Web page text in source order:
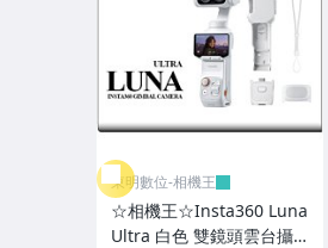
相機包-Think Tank
相機包-Peak Design
相機包-其它廠牌
相機背帶-BlackRapid
相機背帶-Peak Design
東明數位-相機王
☆相機王☆Insta360 Luna
Ultra 白色 雙鏡頭雲台攝